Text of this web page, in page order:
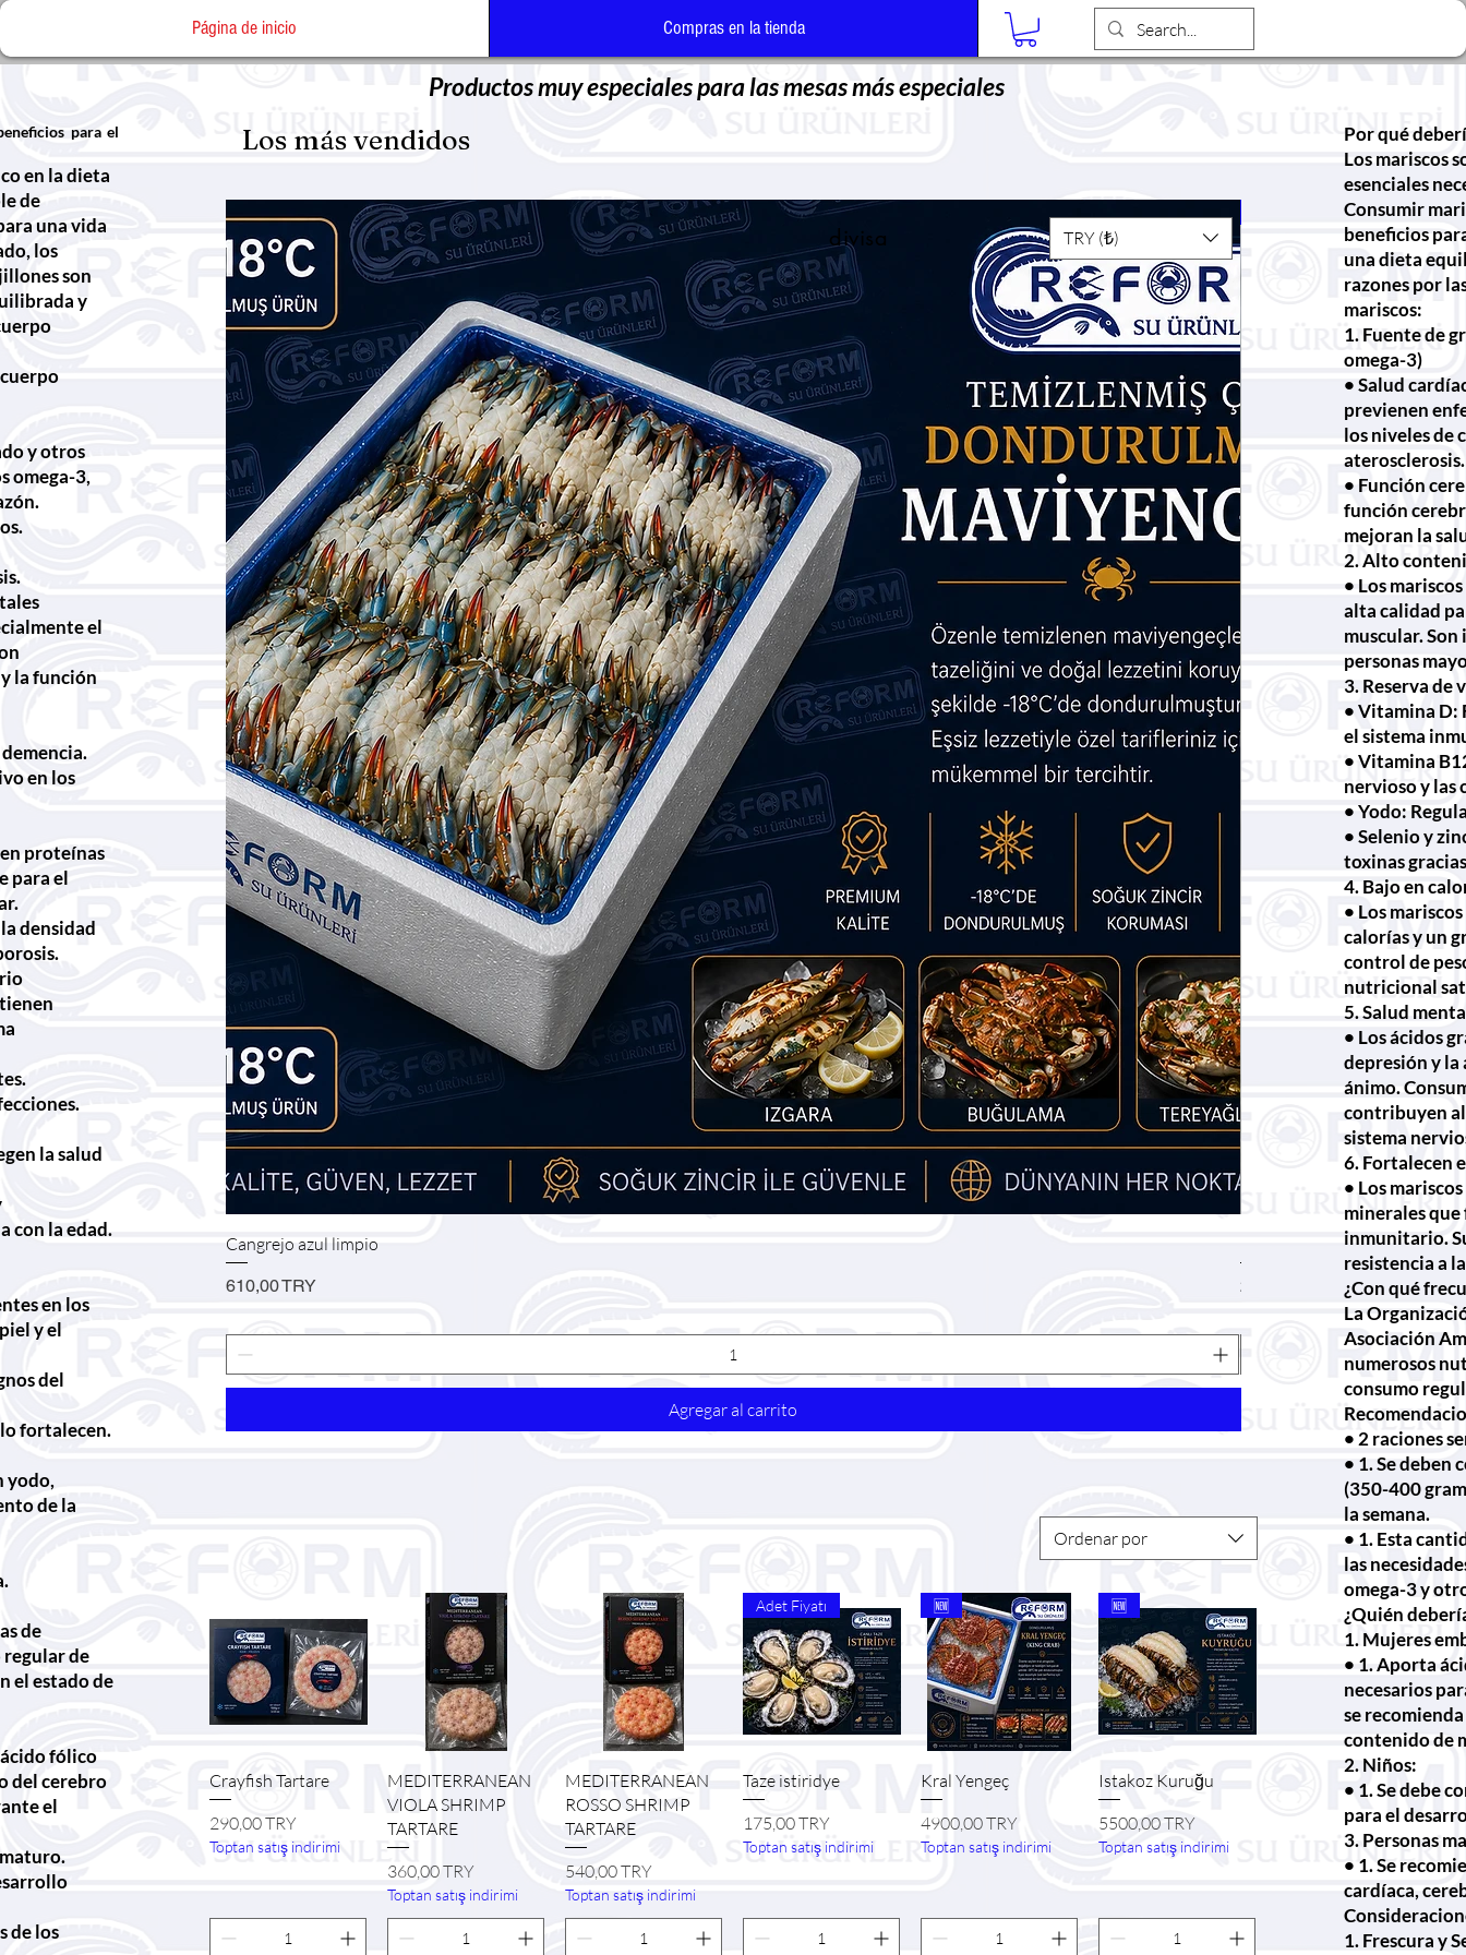
Página de inicio Compras en la tienda
para el
en la dieta
de
una vida
los
son
y
y otros
omega-3,
el
la función
en los
proteínas
para el
densidad
la salud
con la edad.
en los
y el
del
fortalecen.
yodo,
de la
de
regular de
el estado de
fólico
del cerebro
el
de los
Productos muy especiales para las mesas más especiales
Los más vendidos
Cangrejo azul limpio
Precio
610,00 TRY
Agregar al carrito
Caviar (huevas de salmón)
Precio
265,00 TRY
Descuento al por mayor
TRY (₺)
divisa
Ordenar por
Vista rápida
Crayfish Tartare
Precio
290,00 TRY
Toptan satış indirimi
Vista rápida
MEDITERRANEAN
VIOLA SHRIMP
TARTARE
Precio
360,00 TRY
Toptan satış indirimi
Vista rápida
MEDITERRANEAN
ROSSO SHRIMP
TARTARE
Precio
540,00 TRY
Toptan satış indirimi
Vista rápida
Adet Fiyatı
Taze istiridye
Precio
175,00 TRY
Toptan satış indirimi
Vista rápida
🆕
Kral Yengeç
Precio
4900,00 TRY
Toptan satış indirimi
Vista rápida
🆕
Istakoz Kuruğu
Precio
5500,00 TRY
Toptan satış indirimi
Por qué
Los mariscos
esenciales
Consumir
beneficios
una dieta
razones por
mariscos:
1. Fuente de
omega-3)
• Salud
previenen
los niveles de
aterosclerosis.
• Función
función
mejoran la
2. Alto
• Los
alta calidad
muscular.
personas
3. Reserva de
• Vitamina D:
el sistema
• Vitamina
nervioso y las
• Yodo:
• Selenio y
toxinas
4. Bajo en
• Los
calorías y un
control de
nutricional
5. Salud
• Los ácidos
depresión y la
ánimo.
contribuyen
sistema
6. Fortalecen
• Los
minerales
inmunitario.
resistencia a
¿Con qué
La
Asociación
numerosos
consumo
• 2 raciones
• 1. Se deben
(350-400
la semana.
• 1. Esta
las
omega-3 y
¿Quién
1. Mujeres
• 1. Aporta
necesarios
se
contenido de
2. Niños:
• 1. Se debe
para el
3. Personas
• 1. Se
cardíaca,
1. Frescura y